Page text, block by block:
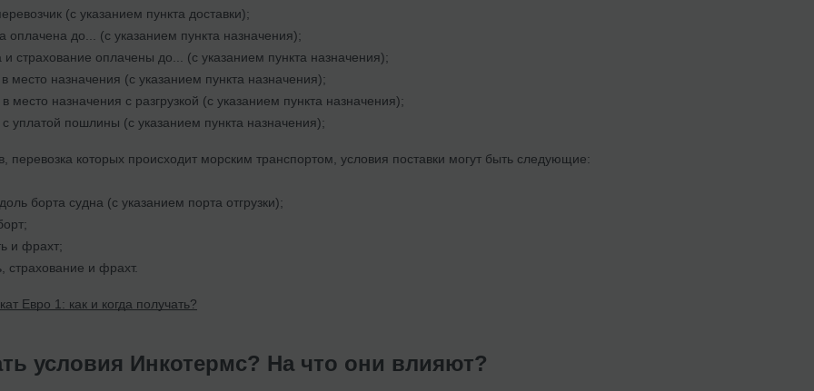
(с указанием пункта доставки);
оплачена до... (с указанием пункта назначения);
и страхование оплачены до... (с указанием пункта назначения);
место назначения (с указанием пункта назначения);
место назначения с разгрузкой (с указанием пункта назначения);
с уплатой пошлины (с указанием пункта назначения);
перевозка которых происходит морским транспортом, условия поставки могут быть следующие:
борта судна (с указанием порта отгрузки);
и фрахт;
страхование и фрахт.
Евро 1: как и когда получать?
условия Инкотермс? На что они влияют?